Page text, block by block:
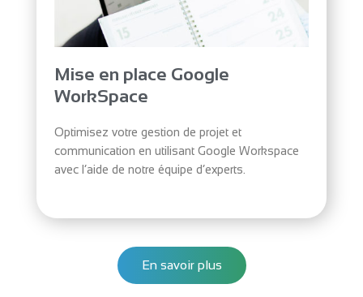
En savoir plus
Mise en place Google
WorkSpace
Optimisez votre gestion de projet et
communication en utilisant Google Workspace
avec l’aide de notre équipe d’experts.